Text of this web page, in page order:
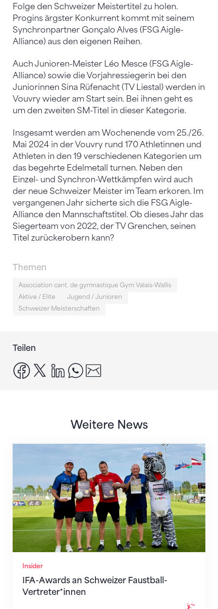
Folge den Schweizer Meistertitel zu holen.
Progins ärgster Konkurrent kommt mit seinem
Synchronpartner Gonçalo Alves (FSG Aigle-
Alliance) aus den eigenen Reihen.
Auch Junioren-Meister Léo Mesce (FSG Aigle-
Alliance) sowie die Vorjahressiegerin bei den
Juniorinnen Sina Rüfenacht (TV Liestal) werden in
Vouvry wieder am Start sein. Bei ihnen geht es
um den zweiten SM-Titel in dieser Kategorie.
Insgesamt werden am Wochenende vom 25./26.
Mai 2024 in der Vouvry rund 170 Athletinnen und
Athleten in den 19 verschiedenen Kategorien um
das begehrte Edelmetall turnen. Neben den
Einzel- und Synchron-Wettkämpfen wird auch
der neue Schweizer Meister im Team erkoren. Im
vergangenen Jahr sicherte sich die FSG Aigle-
Alliance den Mannschaftstitel. Ob dieses Jahr das
Siegerteam von 2022, der TV Grenchen, seinen
Titel zurückerobern kann?
Themen
Association cant. de gymnastique Gym Valais-Wallis
Aktive / Elite
Jugend / Junioren
Schweizer Meisterschaften
Teilen
facebook
x linkedinwhatsapp
Weitere News
Insider
IFA-Awards an Schweizer Faustball-
Vertreter*innen
IFA-Awards an Schweizer Faustball-Vertreter*innen